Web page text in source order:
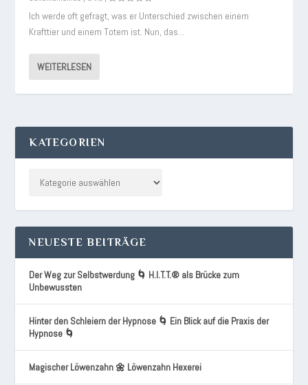
Ich werde oft gefragt, was er Unterschied zwischen einem
Krafttier und einem Totem ist. Nun, das...
WEITERLESEN
KATEGORIEN
NEUESTE BEITRÄGE
Der Weg zur Selbstwerdung 🌀 H.I.T.T.® als Brücke zum
Unbewussten
Hinter den Schleiern der Hypnose 🌀 Ein Blick auf die Praxis der
Hypnose 🌀
Magischer Löwenzahn 🌼 Löwenzahn Hexerei